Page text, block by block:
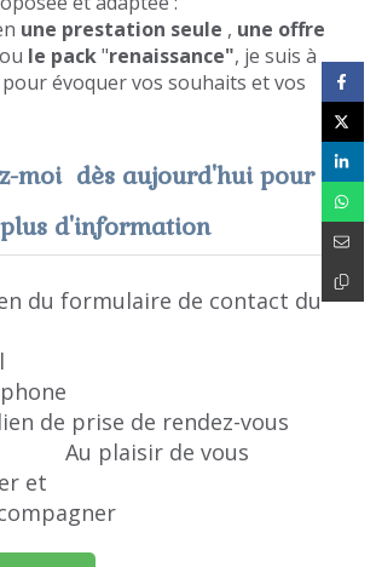
une prestation seule , une offre
ou le pack"renaissance", je suis à
évoquer vos souhaits et vos
moi dès aujourd'hui pour
plus d'information
du formulaire de contact du
de prise de rendez-vous
Au plaisir de vous
et